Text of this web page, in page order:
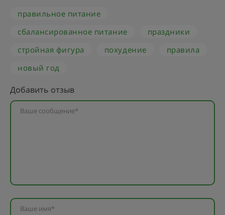
правильное питание
сбалансированное питание
праздники
стройная фигура
похудение
правила
новый год
Добавить отзыв
Ваше сообщение*
Ваше имя*